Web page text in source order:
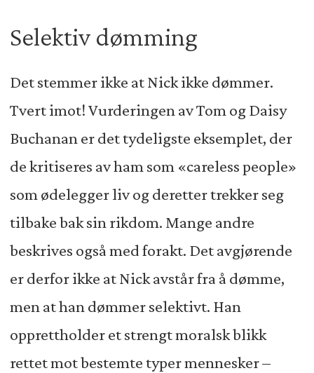
Selektiv dømming
Det stemmer ikke at Nick ikke dømmer.
Tvert imot! Vurderingen av Tom og Daisy
Buchanan er det tydeligste eksemplet, der
de kritiseres av ham som «careless people»
som ødelegger liv og deretter trekker seg
tilbake bak sin rikdom. Mange andre
beskrives også med forakt. Det avgjørende
er derfor ikke at Nick avstår fra å dømme,
men at han dømmer selektivt. Han
opprettholder et strengt moralsk blikk
rettet mot bestemte typer mennesker –